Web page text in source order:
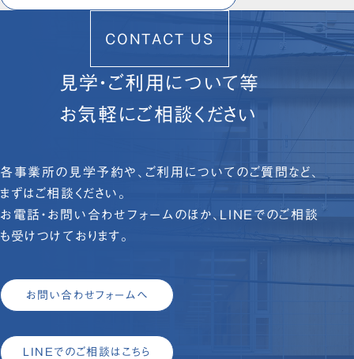
CONTACT US
見学・ご利用について等
お気軽にご相談ください
各事業所の見学予約や、ご利用についてのご質問など、
まずはご相談ください。
お電話・お問い合わせフォームのほか、LINEでのご相談
も受けつけております。
お問い合わせフォームへ
LINEでのご相談はこちら